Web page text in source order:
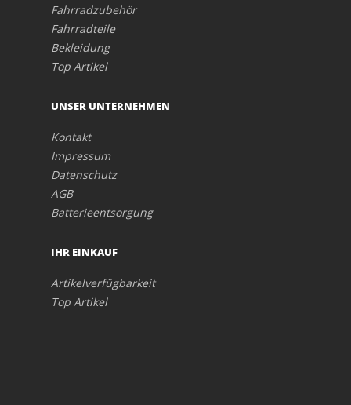
Fahrradzubehör
Fahrradteile
Bekleidung
Top Artikel
UNSER UNTERNEHMEN
Kontakt
Impressum
Datenschutz
AGB
Batterieentsorgung
IHR EINKAUF
Artikelverfügbarkeit
Top Artikel